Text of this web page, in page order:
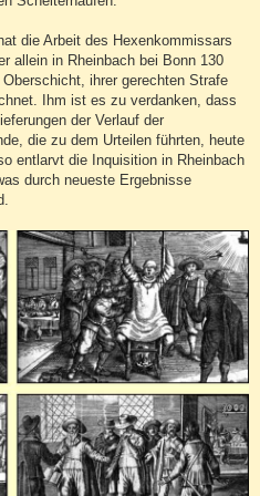
die Arbeit des Hexenkommissars
allein in Rheinbach bei Bonn 130
ihrer gerechten Strafe
Ihm ist es zu verdanken, dass
der Verlauf der
die zu dem Urteilen führten, heute
entlarvt die Inquisition in Rheinbach
durch neueste Ergebnisse